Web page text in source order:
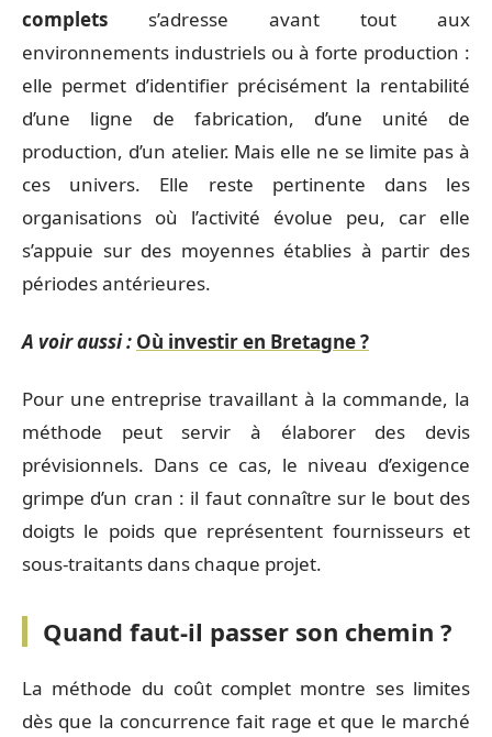
complets s’adresse avant tout aux
environnements industriels ou à forte production :
elle permet d’identifier précisément la rentabilité
d’une ligne de fabrication, d’une unité de
production, d’un atelier. Mais elle ne se limite pas à
ces univers. Elle reste pertinente dans les
organisations où l’activité évolue peu, car elle
s’appuie sur des moyennes établies à partir des
périodes antérieures.
A voir aussi : Où investir en Bretagne ?
Pour une entreprise travaillant à la commande, la
méthode peut servir à élaborer des devis
prévisionnels. Dans ce cas, le niveau d’exigence
grimpe d’un cran : il faut connaître sur le bout des
doigts le poids que représentent fournisseurs et
sous-traitants dans chaque projet.
Quand faut-il passer son chemin ?
La méthode du coût complet montre ses limites
dès que la concurrence fait rage et que le marché